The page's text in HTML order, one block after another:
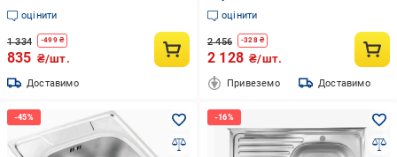
оцінити
1 334 -499₴
835 ₴/шт.
Доставимо
оцінити
2 456 -328₴
2 128 ₴/шт.
Привеземо Доставимо